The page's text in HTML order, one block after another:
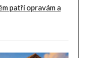
patří opravám a